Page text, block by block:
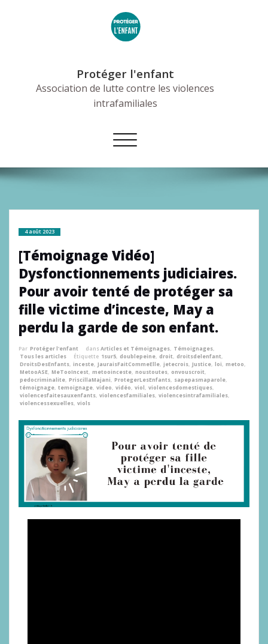
Protéger l'enfant
Association de lutte contre les violences
intrafamiliales
Afficher/masquer
la
4 août 2023
[Témoignage Vidéo]
Dysfonctionnements judiciaires.
Pour avoir tenté de protéger sa
fille victime d’inceste, May a
perdu la garde de son enfant.
Par Protéger l'enfant dansArticles et Témoignages, Témoignages,
Tous les articles
Étiquette 1sur5, doublepeine, droit, droitsdelenfant,
DroitsDesEnfants, inceste, JauraisFaitCommeElle, jetecrois, Justice, loi, metoo,
MetooASE, MeTooIncest, metooinceste, noustoutes, onvouscroit,
pedocriminalite, PriscillaMajani, ProtegerLesEnfants, sapepasmaparole,
témoignage, temoignage, video, vidéo, viol, violencesdomestiques,
violencesfaitesauxenfants, violencesfamiliales, violencesintrafamiliales,
violencessexuelles, viols